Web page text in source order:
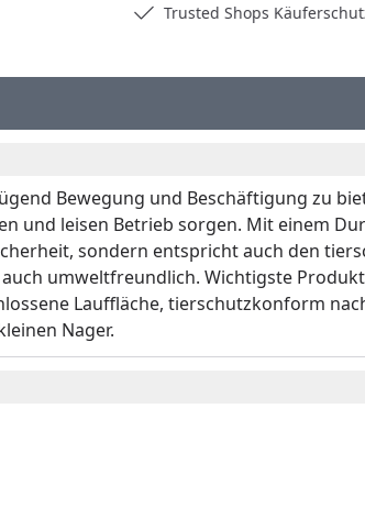
Trusted Shops Käuferschutz
Bewegung und Beschäftigung zu
leisen Betrieb sorgen. Mit einem
sondern entspricht auch den
umweltfreundlich. Wichtigste
Lauffläche, tierschutzkonform
Nager.